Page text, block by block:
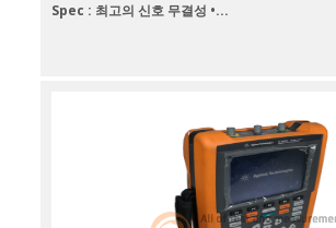
Spec : 최고의 신호 무결성 •...